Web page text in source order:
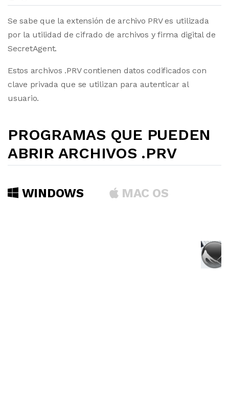
Se sabe que la extensión de archivo PRV es utilizada
por la utilidad de cifrado de archivos y firma digital de
SecretAgent.
Estos archivos .PRV contienen datos codificados con
clave privada que se utilizan para autenticar al
usuario.
PROGRAMAS QUE PUEDEN
ABRIR ARCHIVOS .PRV
WINDOWS MAC OS